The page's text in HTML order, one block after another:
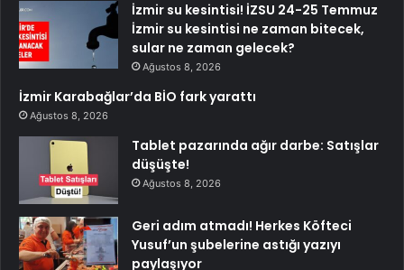
İzmir su kesintisi! İZSU 24-25 Temmuz
İzmir su kesintisi ne zaman bitecek,
sular ne zaman gelecek?
Ağustos 8, 2026
İzmir Karabağlar’da BİO fark yarattı
Ağustos 8, 2026
Tablet pazarında ağır darbe: Satışlar
düşüşte!
Ağustos 8, 2026
Geri adım atmadı! Herkes Köfteci
Yusuf’un şubelerine astığı yazıyı
paylaşıyor